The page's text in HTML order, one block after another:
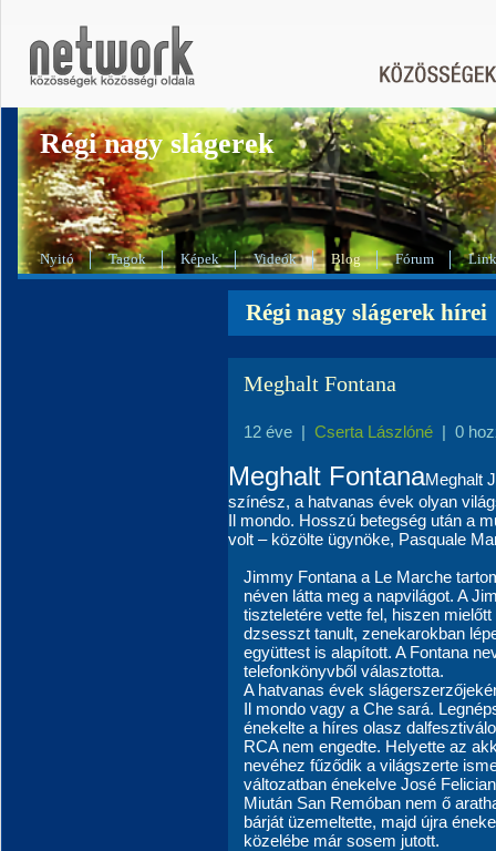
Régi nagy slágerek
Nyitó Tagok Képek Videók Blog Fórum
Régi nagy slágerek hírei
Meghalt Fontana
12 éve | Cserta Lászlóné | 0
Meghalt FontanaMeghalt
színész, a hatvanas évek olyan
Il mondo. Hosszú betegség után a
volt – közölte ügynöke, Pasquale
Jimmy Fontana a Le Marche
néven látta meg a napvilágot. A
tiszteletére vette fel, hiszen
dzsesszt tanult, zenekarokban
együttest is alapított. A Fontana
telefonkönyvből választotta.
A hatvanas évek
Il mondo vagy a Che sará.
énekelte a híres olasz
RCA nem engedte. Helyette az
nevéhez fűződik a világszerte
változatban énekelve José
Miután San Remóban nem ő
bárját üzemeltette, majd újra
közelébe már sosem jutott.